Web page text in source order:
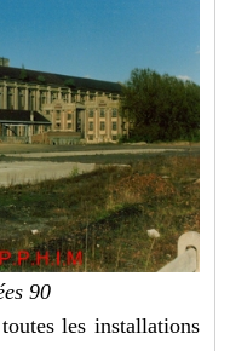
90
les installations